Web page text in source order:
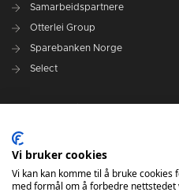
Samarbeidspartnere
Otterlei Group
Sparebanken Norge
Select
Spillerstall
Administrasjon
Styret
Vi bruker cookies
Vi kan kan komme til å bruke
med formål om å forbedre